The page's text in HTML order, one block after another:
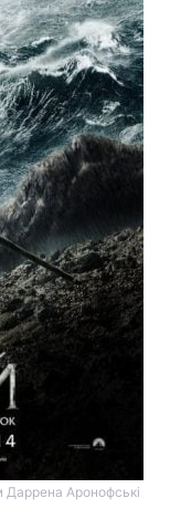
Аронофські